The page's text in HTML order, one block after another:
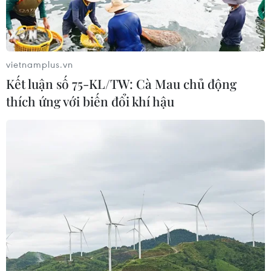
Khám phá Okayama - thành phố
phía Tây của Nhật Bản
Quảng Ngãi: Chiêm ngưỡng
cảnh sắc tuyệt đẹp của gành Đá Đỏ
Kayabuki no Sato - ngôi làng
cổ mang vẻ đẹp mộc mạc, nguyên sơ
04/08/2026 03:40
vietnamplus.vn
Kết luận số 75-KL/TW: Cà Mau chủ động
thích ứng với biến đổi khí hậu